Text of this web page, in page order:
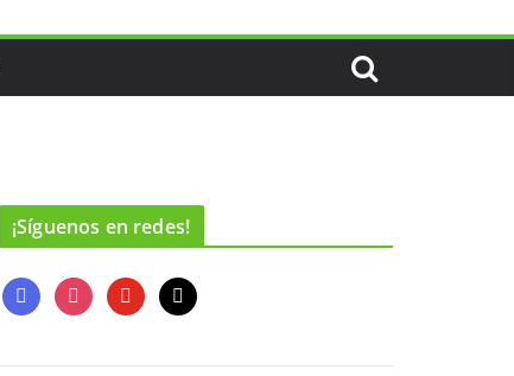
¡Síguenos en redes!
f
a
e
i
n
t
y
o
t
m
a
l